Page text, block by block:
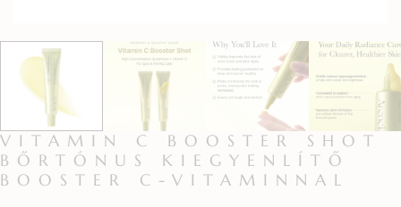
VITAMIN C BOOSTER SHOT
BŐRTÓNUS KIEGYENLÍTŐ
BOOSTER C-VITAMINNAL